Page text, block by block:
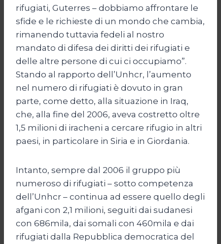
rifugiati, Guterres – dobbiamo affrontare le
sfide e le richieste di un mondo che cambia,
rimanendo tuttavia fedeli al nostro
mandato di difesa dei diritti dei rifugiati e
delle altre persone di cui ci occupiamo”.
Stando al rapporto dell’Unhcr, l’aumento
nel numero di rifugiati è dovuto in gran
parte, come detto, alla situazione in Iraq,
che, alla fine del 2006, aveva costretto oltre
1,5 milioni di iracheni a cercare rifugio in altri
paesi, in particolare in Siria e in Giordania.
Intanto, sempre dal 2006 il gruppo più
numeroso di rifugiati – sotto competenza
dell’Unhcr – continua ad essere quello degli
afgani con 2,1 milioni, seguiti dai sudanesi
con 686mila, dai somali con 460mila e dai
rifugiati dalla Repubblica democratica del